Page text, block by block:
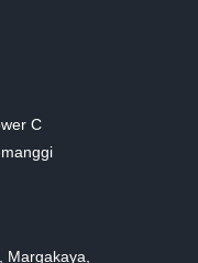
C
Margakaya,